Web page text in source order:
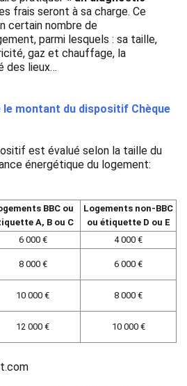
frais seront à sa charge. Ce
certain nombre de
parmi lesquels : sa taille,
gaz et chauffage, la
des lieux…
montant du dispositif Chèque
est évalué selon la taille du
énergétique du logement:
BBC ou
A, B ou C
Logements non-BBC
ou étiquette D ou E
6 000 €
4 000 €
8 000 € 6 000 €
10 000 € 8 000 €
12 000 € 10 000 €